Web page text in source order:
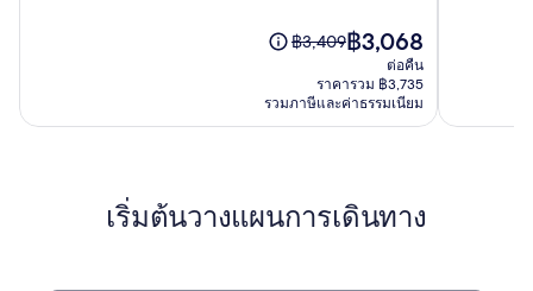
ราคา
฿3,409
ดู
เกี่ยว
กับ
฿3,409ราคา
ปัจจุบัน
คือ
฿3,068
฿3,068
ต่อคืน
ราคารวม ฿3,735
รวมภาษีและค่าธรรมเนียม
เริ่มต้นวางแผนการเดินทาง